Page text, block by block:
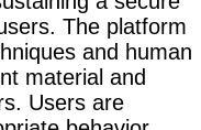
The platform
and human
material and
Users are